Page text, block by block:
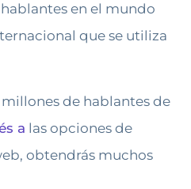
en el mundo
que se utiliza
millones de hablantes de
a las opciones de
obtendrás muchos